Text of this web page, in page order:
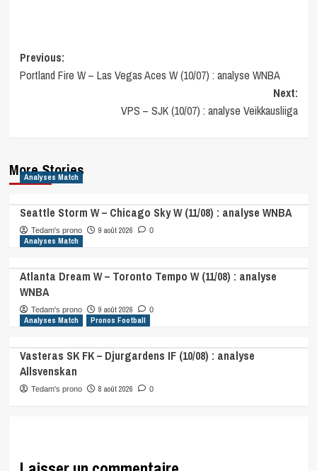
Post
navigation
Previous:
Portland Fire W – Las Vegas Aces W (10/07) : analyse WNBA
Next:
VPS – SJK (10/07) : analyse Veikkausliiga
More Stories
Analyses Match
Seattle Storm W – Chicago Sky W (11/08) : analyse WNBA
Tedam's prono 9 août 2026 0
Analyses Match
Atlanta Dream W – Toronto Tempo W (11/08) : analyse
WNBA
Tedam's prono 9 août 2026 0
Analyses Match Pronos Football
Vasteras SK FK – Djurgardens IF (10/08) : analyse
Allsvenskan
Tedam's prono 8 août 2026 0